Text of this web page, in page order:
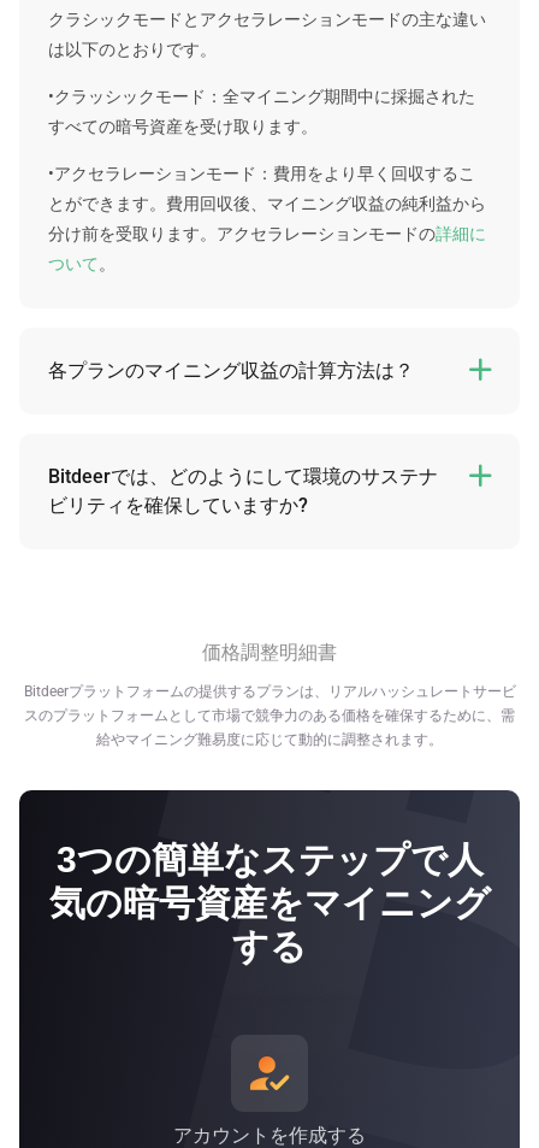
クラシックモードとアクセラレーションモードの主な違い
は以下のとおりです。
•クラッシックモード：全マイニング期間中に採掘された
すべての暗号資産を受け取ります。
•アクセラレーションモード：費用をより早く回収するこ
とができます。費用回収後、マイニング収益の純利益から
分け前を受取ります。アクセラレーションモードの詳細に
ついて 。
各プランのマイニング収益の計算方法は？ 
算方法で予想収益を判断することは可能です。
この計算方法でプランのマイニング収益とデータを見積も
Bitdeerは将来の収益について、いかなる約束もするもので
はありません。ここに記載されている将来の収益に関する
数値は、推定値であり、仮定です。実際の収入はBitdeerの
管理が及ばない多くの要因から影響を受けます。
Bitdeerでは、どのようにして環境のサステナ
ビリティを確保していますか?

す。Bitdeerでは、企業運営全般へのサステナビリティの統
合化の取り組みの一環として、以下のような成果を挙げて
います：
•米国にあるマイニング施設の1つは、100%カーボンフリ
ーで、水力発電によるエネルギーで稼働しています*。
•米国のその他2ヶ所のマイニング施設では、それぞれ電力
*上記は2021年9月30日現在のものです
価格調整明細書
Bitdeerプラットフォームの提供するプランは、リアルハッシュレートサービ
スのプラットフォームとして市場で競争力のある価格を確保するために、需
給やマイニング難易度に応じて動的に調整されます。
3つの簡単なステップで人
気の暗号資産をマイニング
する
アカウントを作成する